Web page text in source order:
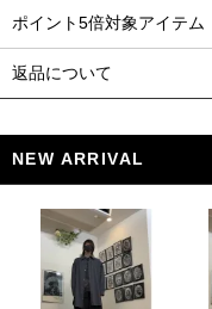
ポイント5倍対象アイテム
返品について
NEW ARRIVAL